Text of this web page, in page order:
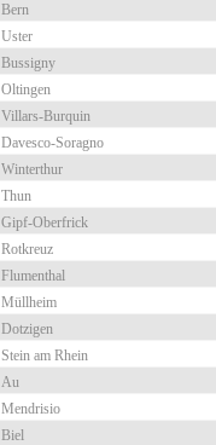
Bern
Uster
Bussigny
Oltingen
Villars-Burquin
Davesco-Soragno
Winterthur
Thun
Gipf-Oberfrick
Rotkreuz
Flumenthal
Müllheim
Dotzigen
Stein am Rhein
Au
Mendrisio
Biel